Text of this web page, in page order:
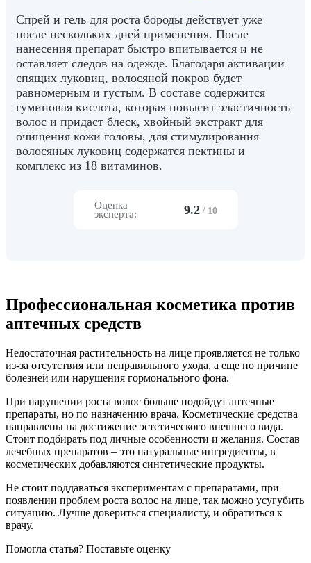
Спрей и гель для роста бороды действует уже
после нескольких дней применения. После
нанесения препарат быстро впитывается и не
оставляет следов на одежде. Благодаря активации
спящих луковиц, волосяной покров будет
равномерным и густым. В составе содержится
гуминовая кислота, которая повысит эластичность
волос и придаст блеск, хвойный экстракт для
очищения кожи головы, для стимулирования
волосяных луковиц содержатся пектины и
комплекс из 18 витаминов.
Оценка
эксперта:
9.2 / 10
Профессиональная косметика против
аптечных средств
Недостаточная растительность на лице проявляется не только
из-за отсутствия или неправильного ухода, а еще по причине
болезней или нарушения гормонального фона.
При нарушении роста волос больше подойдут аптечные
препараты, но по назначению врача. Косметические средства
направлены на достижение эстетического внешнего вида.
Стоит подбирать под личные особенности и желания. Состав
лечебных препаратов – это натуральные ингредиенты, в
косметических добавляются синтетические продукты.
Не стоит поддаваться экспериментам с препаратами, при
появлении проблем роста волос на лице, так можно усугубить
ситуацию. Лучше довериться специалисту, и обратиться к
врачу.
Помогла статья? Поставьте оценку